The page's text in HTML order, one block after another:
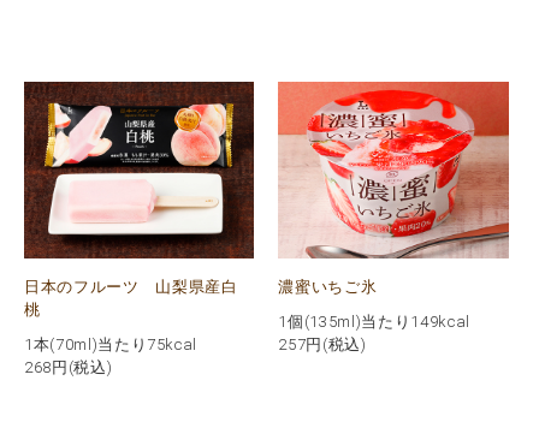
日本のフルーツ 山梨県産白
桃
1本(70ml)当たり75kcal
268 円(税込)
濃蜜いちご氷
1個(135ml)当たり149kcal
257円(税込)